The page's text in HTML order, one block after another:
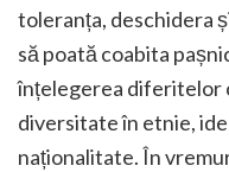
toleranța, deschidera
să poată coabita
înțelegerea diferitelor
diversitate în etnie,
naționalitate. În